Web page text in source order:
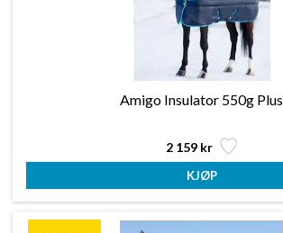
Amigo Insulator 550g Plus
2 159 kr